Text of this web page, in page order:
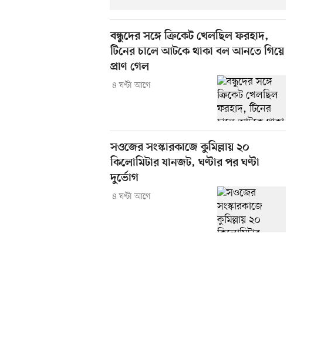
বন্ধুদের সঙ্গে ক্রিকেট খেলছিল ফরহাদ,
টিনের চালে আটকে থাকা বল আনতে গিয়ে
প্রাণ গেল
৪ ঘণ্টা আগে
সওজের সংস্কারকাজে কুমিল্লায় ২০
কিলোমিটার যানজট, ঘণ্টার পর ঘণ্টা
দুর্ভোগ
৪ ঘণ্টা আগে